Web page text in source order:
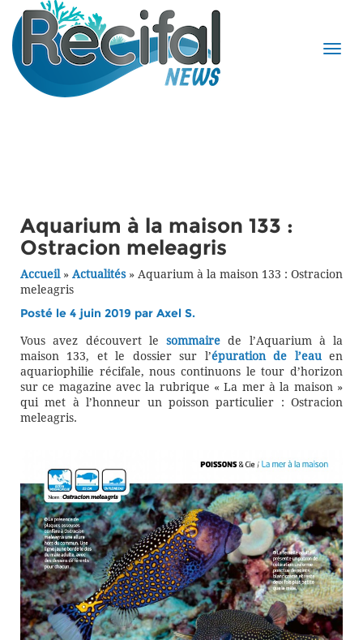
Aquarium à la maison 133 :
Ostracion meleagris
Accueil» Actualités» Aquarium à la maison 133 : Ostracion
meleagris
Posté le 4 juin 2019 par Axel S.
Vous avez découvert le sommaire de l’Aquarium à la
maison 133, et le dossier sur l’épuration de l’eauen
aquariophilie récifale, nous continuons le tour d’horizon
sur ce magazine avec la rubrique « La mer à la maison »
qui met à l’honneur un poisson particulier : Ostracion
meleagris.